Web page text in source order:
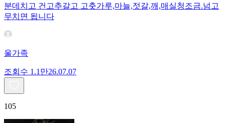
분데치고 건고추갈고 고춧가루,마늘,젓갈,깨,매실청조금.넘고
무치면 됩니다
울가족
조회수 1.1만26.07.07
105